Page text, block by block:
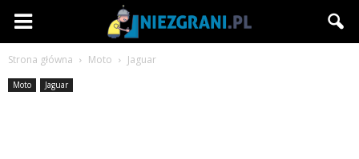
Niezgrani.pl
Strona główna Moto Jaguar
Moto Jaguar